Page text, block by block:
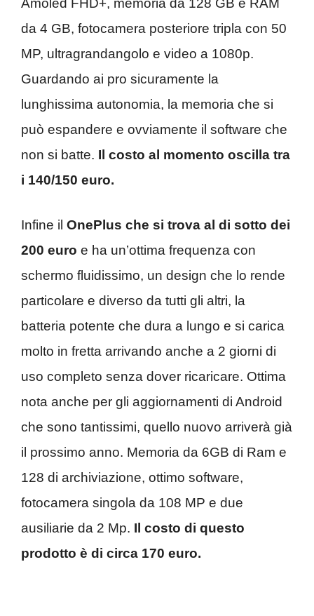
Amoled FHD+, memoria da 128 GB e RAM
da 4 GB, fotocamera posteriore tripla con 50
MP, ultragrandangolo e video a 1080p.
Guardando ai pro sicuramente la
lunghissima autonomia, la memoria che si
può espandere e ovviamente il software che
non si batte. Il costo al momento oscilla tra
i 140/150 euro.
Infine il OnePlus che si trova al di sotto dei
200 euro e ha un’ottima frequenza con
schermo fluidissimo, un design che lo rende
particolare e diverso da tutti gli altri, la
batteria potente che dura a lungo e si carica
molto in fretta arrivando anche a 2 giorni di
uso completo senza dover ricaricare. Ottima
nota anche per gli aggiornamenti di Android
che sono tantissimi, quello nuovo arriverà già
il prossimo anno. Memoria da 6GB di Ram e
128 di archiviazione, ottimo software,
fotocamera singola da 108 MP e due
ausiliarie da 2 Mp. Il costo di questo
prodotto è di circa 170 euro.